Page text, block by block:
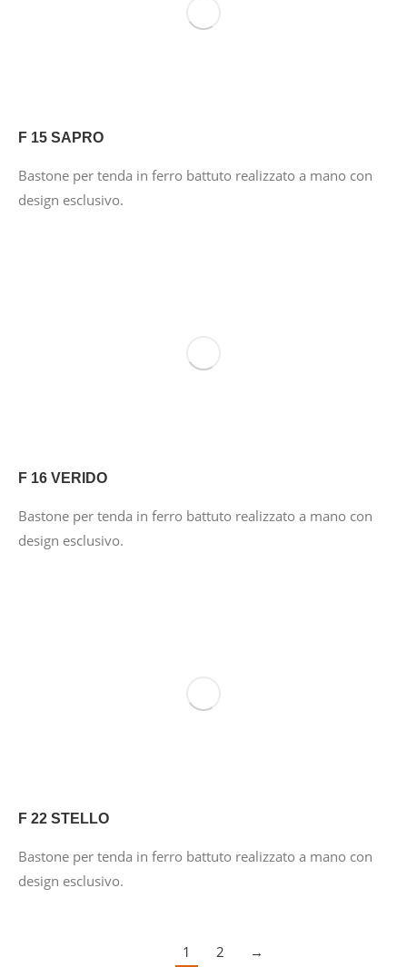
F 15 SAPRO
Bastone per tenda in ferro battuto realizzato a mano con
design esclusivo.
F 16 VERIDO
Bastone per tenda in ferro battuto realizzato a mano con
design esclusivo.
F 22 STELLO
Bastone per tenda in ferro battuto realizzato a mano con
design esclusivo.
1 2 →